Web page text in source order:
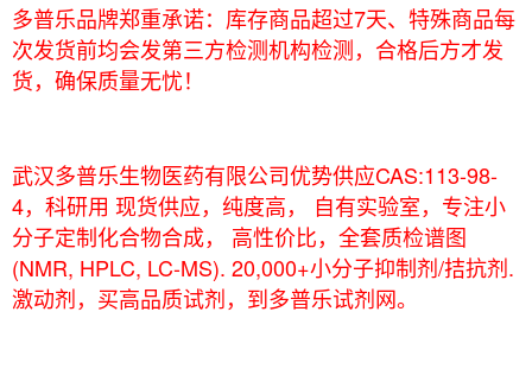
多普乐品牌郑重承诺：库存商品超过7天、特殊商品每
次发货前均会发第三方检测机构检测，合格后方才发
货，确保质量无忧！
武汉多普乐生物医药有限公司优势供应CAS:113-98-
4，科研用 现货供应，纯度高， 自有实验室，专注小
分子定制化合物合成， 高性价比，全套质检谱图
(NMR, HPLC, LC-MS). 20,000+小分子抑制剂/拮抗剂.
激动剂，买高品质试剂，到多普乐试剂网。